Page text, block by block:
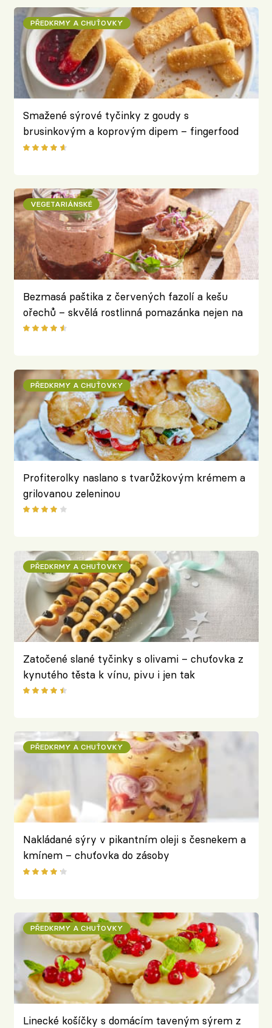
PŘEDKRMY A CHUŤOVKY
Smažené sýrové tyčinky z goudy s
brusinkovým a koprovým dipem – fingerfood
smažák
VEGETARIÁNSKÉ
Bezmasá paštika z červených fazolí a kešu
ořechů – skvělá rostlinná pomazánka nejen na
chleba
PŘEDKRMY A CHUŤOVKY
Profiterolky naslano s tvarůžkovým krémem a
grilovanou zeleninou
PŘEDKRMY A CHUŤOVKY
Zatočené slané tyčinky s olivami – chuťovka z
kynutého těsta k vínu, pivu i jen tak
PŘEDKRMY A CHUŤOVKY
Nakládané sýry v pikantním oleji s česnekem a
kmínem – chuťovka do zásoby
PŘEDKRMY A CHUŤOVKY
Linecké košíčky s domácím taveným sýrem z